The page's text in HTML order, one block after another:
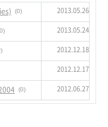
(0) 2013.05.26
2013.05.24
2012.12.18
2012.12.17
(0) 2012.06.27